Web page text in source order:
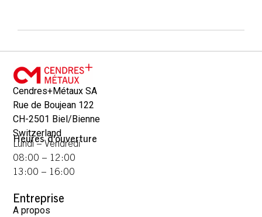
Cendres+Métaux SA
Rue de Boujean 122
CH-2501 Biel/Bienne
Switzerland
Heures d'ouverture
Lundi – Vendredi
08:00 – 12:00
13:00 – 16:00
Entreprise
A propos